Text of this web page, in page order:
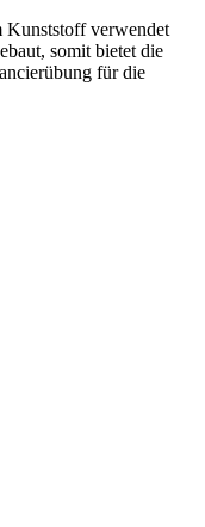
Kunststoff verwendet
somit bietet die
für die